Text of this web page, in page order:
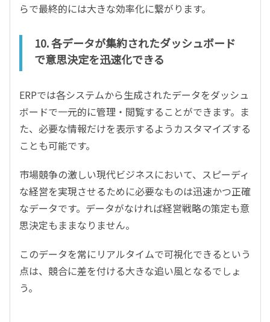
らで最終的には大きな効率化に繋がります。
10. 各データが集約されたダッシュボード
で意思決定を迅速化できる
ERPでは各システムから生成されたデータをダッシュ
ボードで一元的に管理・閲覧することができます。ま
た、必要な情報だけを表示するようカスタマイズする
ことも可能です。
市場競争の激しい現代ビジネスにおいて、スピーディ
な経営を実現させるために必要なものは迅速かつ正確
なデータです。データがなければ経営戦略の策定も意
思決定もままなりません。
このデータを常にリアルタイムで可視化できるという
点は、競合に差を付ける大きな追い風となるでしょ
う。